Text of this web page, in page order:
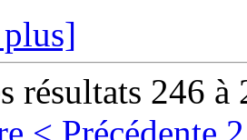
résultats 246 à